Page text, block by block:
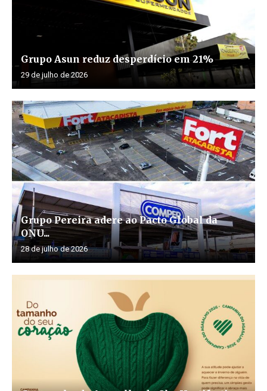
Grupo Asun reduz desperdício em 21%
29 de julho de 2026
Grupo Pereira adere ao Pacto Global da
ONU...
28 de julho de 2026